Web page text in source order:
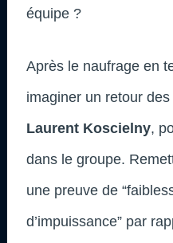
équipe ?
Après le naufrage en
imaginer un retour
Laurent Koscielny,
dans le groupe.
une preuve de
d’impuissance” par